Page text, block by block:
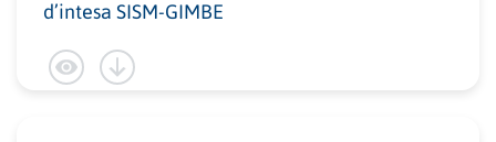
d’intesa SISM-GIMBE